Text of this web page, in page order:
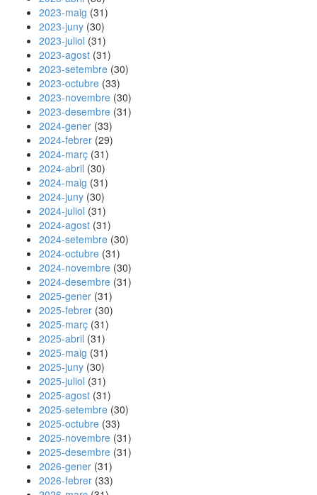
2023-maig (31)
2023-juny (30)
2023-juliol (31)
2023-agost (31)
2023-setembre (30)
2023-octubre (33)
2023-novembre (30)
2023-desembre (31)
2024-gener (33)
2024-febrer (29)
2024-març (31)
2024-abril (30)
2024-maig (31)
2024-juny (30)
2024-juliol (31)
2024-agost (31)
2024-setembre (30)
2024-octubre (31)
2024-novembre (30)
2024-desembre (31)
2025-gener (31)
2025-febrer (30)
2025-març (31)
2025-abril (31)
2025-maig (31)
2025-juny (30)
2025-juliol (31)
2025-agost (31)
2025-setembre (30)
2025-octubre (33)
2025-novembre (31)
2025-desembre (31)
2026-gener (31)
2026-febrer (33)